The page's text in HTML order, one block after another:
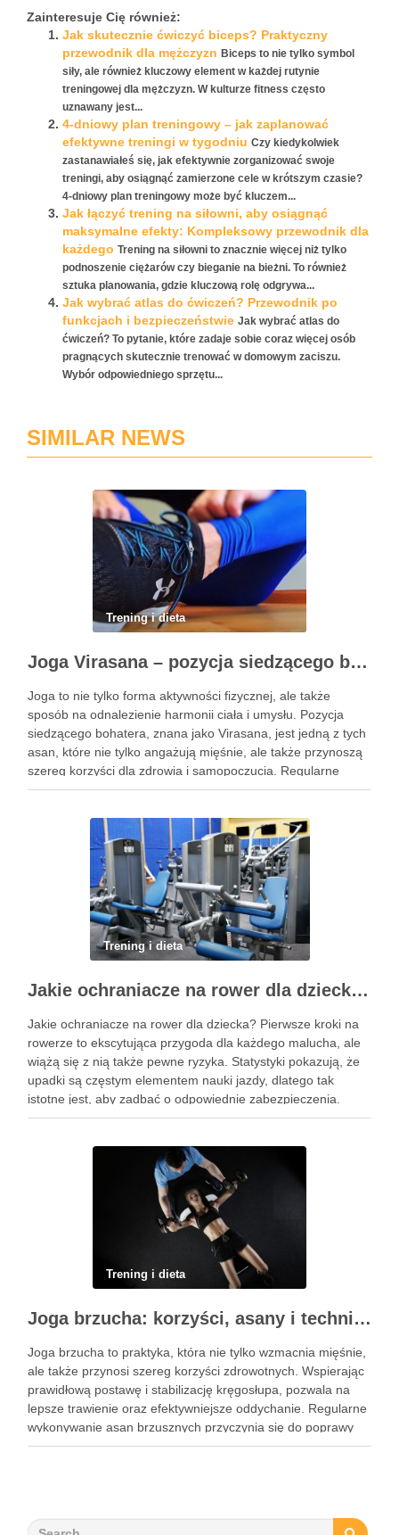
Zainteresuje Cię również:
Jak skutecznie ćwiczyć biceps? Praktyczny
przewodnik dla mężczyzn Biceps to nie tylko symbol
siły, ale również kluczowy element w każdej rutynie
treningowej dla mężczyzn. W kulturze fitness często
uznawany jest...
4-dniowy plan treningowy – jak zaplanować
efektywne treningi w tygodniu Czy kiedykolwiek
zastanawiałeś się, jak efektywnie zorganizować swoje
treningi, aby osiągnąć zamierzone cele w krótszym czasie?
4-dniowy plan treningowy może być kluczem...
Jak łączyć trening na siłowni, aby osiągnąć
maksymalne efekty: Kompleksowy przewodnik dla
każdego Trening na siłowni to znacznie więcej niż tylko
podnoszenie ciężarów czy bieganie na bieżni. To również
sztuka planowania, gdzie kluczową rolę odgrywa...
Jak wybrać atlas do ćwiczeń? Przewodnik po
funkcjach i bezpieczeństwie Jak wybrać atlas do
ćwiczeń? To pytanie, które zadaje sobie coraz więcej osób
pragnących skutecznie trenować w domowym zaciszu.
Wybór odpowiedniego sprzętu...
SIMILAR NEWS
Trening i dieta
Joga Virasana – pozycja siedzącego bohatera i jej korzyści
Joga to nie tylko forma aktywności fizycznej, ale także
sposób na odnalezienie harmonii ciała i umysłu. Pozycja
siedzącego bohatera, znana jako Virasana, jest jedną z tych
asan, które nie tylko angażują mięśnie, ale także przynoszą
szereg korzyści dla zdrowia i samopoczucia. Regularne
praktykowanie tej pozycji może poprawić elastyczność
Trening i dieta
Jakie ochraniacze na rower dla dziecka wybrać? Praktyczny poradnik
Jakie ochraniacze na rower dla dziecka? Pierwsze kroki na
rowerze to ekscytująca przygoda dla każdego malucha, ale
wiążą się z nią także pewne ryzyka. Statystyki pokazują, że
upadki są częstym elementem nauki jazdy, dlatego tak
istotne jest, aby zadbać o odpowiednie zabezpieczenia.
Ochraniacze na rower dla dzieci stanowią kluczowy element
Trening i dieta
Joga brzucha: korzyści, asany i techniki oddechowe
Joga brzucha to praktyka, która nie tylko wzmacnia mięśnie,
ale także przynosi szereg korzyści zdrowotnych. Wspierając
prawidłową postawę i stabilizację kręgosłupa, pozwala na
lepsze trawienie oraz efektywniejsze oddychanie. Regularne
wykonywanie asan brzusznych przyczynia się do poprawy
elastyczności i równowagi, a także staje się kluczem do